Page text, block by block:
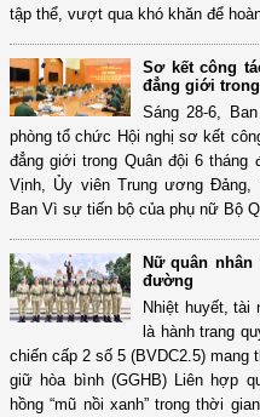
tập thể, vượt qua khó khăn để
Sơ kết công
đẳng giới
Sáng 28-6,
phòng tổ chức Hội nghị sơ kết
đẳng giới trong Quân đội 6
Vịnh, Ủy viên Trung ương
Ban Vì sự tiến bộ của phụ nữ Bộ
Nữ quân
đường
Nhiệt huyết, tài
là hành trang
chiến cấp 2 số 5 (BVDC2.5)
giữ hòa bình (GGHB) Liên hợp
hồng “mũ nồi xanh” trong thời